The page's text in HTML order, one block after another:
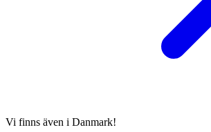
Vi finns även i Danmark!